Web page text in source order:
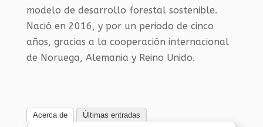
modelo de desarrollo forestal sostenible.
Nació en 2016, y por un periodo de cinco
años, gracias a la cooperación internacional
de Noruega, Alemania y Reino Unido.
Acerca de Últimas entradas